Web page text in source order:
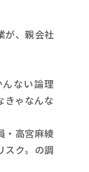
が、親会社
んない論理
きゃなんな
・高宮麻綾
スク〟の調